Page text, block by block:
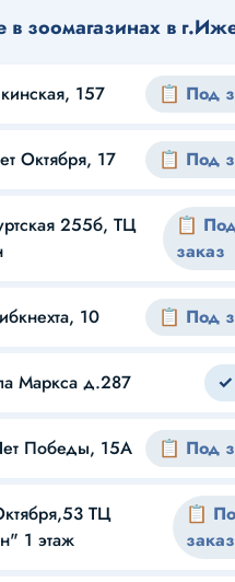
в зоомагазинах в
157 📋 Под
Октября, 17 📋 Под
255б, ТЦ
📋
заказ
10 📋 Под
Маркса д.287 ✓
Победы, 15А 📋 Под
ТЦ
1 этаж
📋
заказ